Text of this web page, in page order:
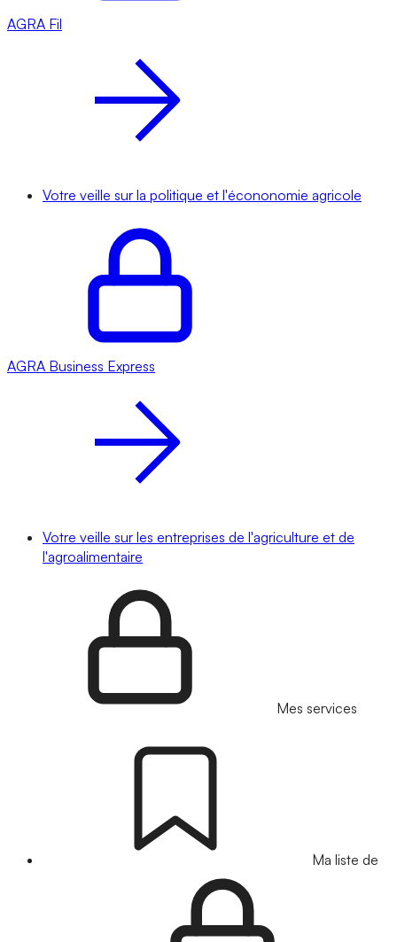
AGRA Fil
Votre veille sur la politique et l'écononomie agricole
AGRA Business Express
Votre veille sur les entreprises de l'agriculture et de
l'agroalimentaire
Mes services
Ma liste de